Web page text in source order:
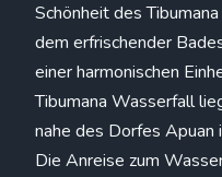
Schönheit des
dem erfrischender
einer harmonischen
Tibumana Wasserfall
nahe des Dorfes Apuan
Die Anreise zum